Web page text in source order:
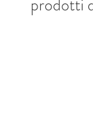
prodotti